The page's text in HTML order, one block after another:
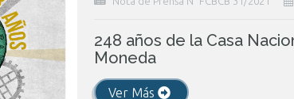
248 años de la Casa
Moneda
Ver Más